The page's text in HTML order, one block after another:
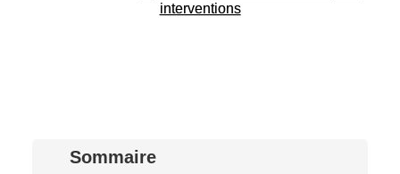
interventions
Sommaire